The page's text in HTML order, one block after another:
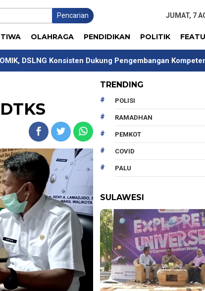
Pencarian JUMAT, 7
OLAHRAGA PENDIDIKAN POLITIK
Dukung Pengembangan Kompetensi Mahasiswa
TRENDING
POLISI
RAMADHAN
PEMKOT
COVID
PALU
SULAWESI